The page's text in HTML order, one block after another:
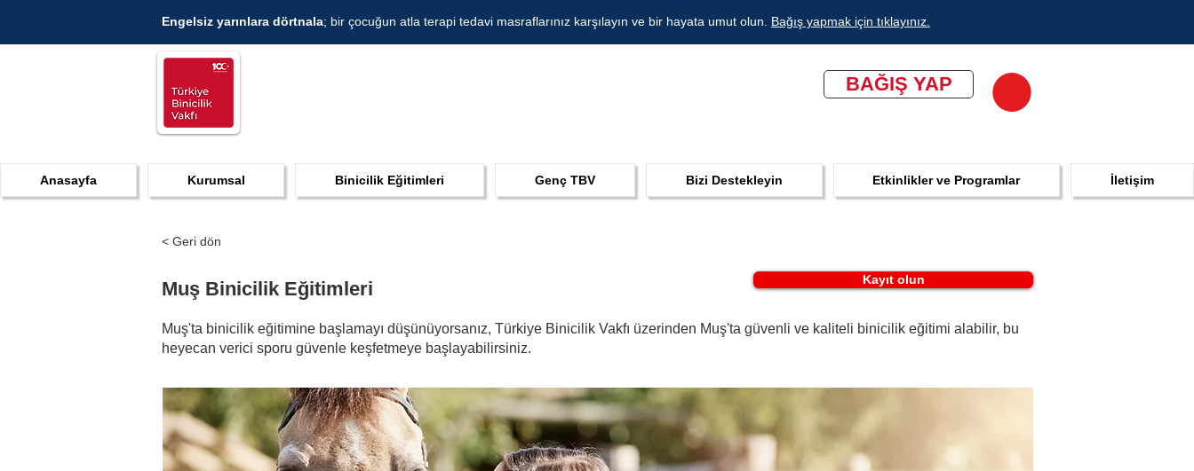
Engelsiz yarınlara dörtnala; bir çocuğun atla terapi tedavi masraflarınız karşılayın ve bir hayata umut olun. Bağış yapmak için tıklayınız.
BAĞIŞ YAP
Anasayfa Kurumsal Binicilik Eğitimleri Genç TBV Bizi Destekleyin Etkinlikler ve Programlar İletişim
< Geri dön
Muş Binicilik Eğitimleri Kayıt olun
Muş'ta binicilik eğitimine başlamayı düşünüyorsanız, Türkiye Binicilik Vakfı üzerinden Muş'ta güvenli ve kaliteli binicilik eğitimi alabilir, bu
heyecan verici sporu güvenle keşfetmeye başlayabilirsiniz.